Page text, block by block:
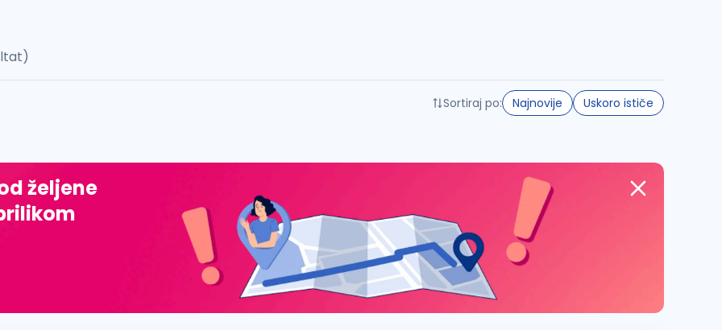
đ, ž, dž)
Sortiraj po: Najnovije Uskoro ističe
željene